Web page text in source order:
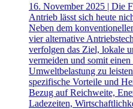
16. November 2025 | Die
Antrieb lässt sich heute
Neben dem
vier alternative
verfolgen das Ziel, lokale
vermeiden und somit
Umweltbelastung zu
spezifische Vorteile und
Bezug auf Reichweite,
Ladezeiten,